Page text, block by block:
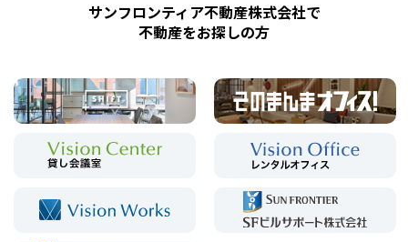
サンフロンティア不動産株式会社で
不動産をお探しの方